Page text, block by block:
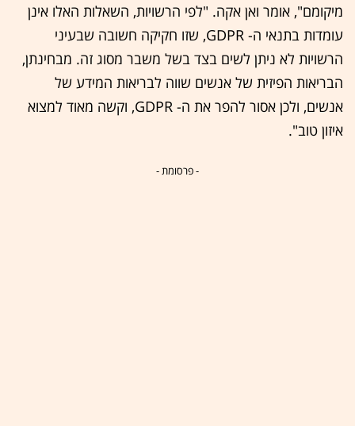
מיקומם", אומר ואן אקה. "לפי הרשויות, השאלות האלו אינן
עומדות בתנאי ה- GDPR, שזו חקיקה חשובה שבעיני
הרשויות לא ניתן לשים בצד בשל משבר מסוג זה. מבחינתן,
הבריאות הפיזית של אנשים שווה לבריאות המידע של
אנשים, ולכן אסור להפר את ה- GDPR, וקשה מאוד למצוא
איזון טוב".
- פרסומת -